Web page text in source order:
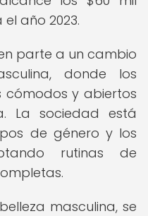
año 2023.
parte a un cambio
donde los
cómodos y abiertos
La sociedad está
de género y los
rutinas de
masculina, se